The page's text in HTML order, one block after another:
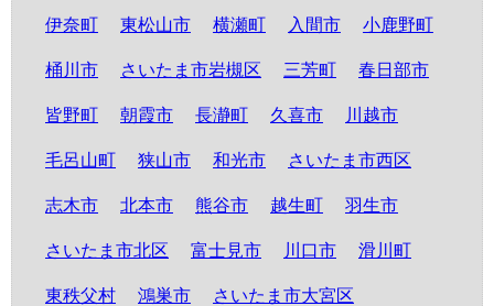
伊奈町 東松山市 横瀬町 入間市 小鹿野町
桶川市 さいたま市岩槻区 三芳町 春日部市
皆野町 朝霞市 長瀞町 久喜市 川越市
毛呂山町 狭山市 和光市 さいたま市西区
志木市 北本市 熊谷市 越生町 羽生市
さいたま市北区 富士見市 川口市 滑川町
東秩父村 鴻巣市 さいたま市大宮区